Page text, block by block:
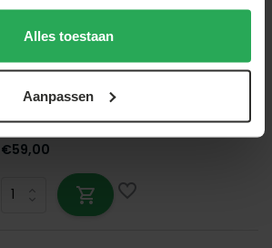
Alles toestaan
Aanpassen
Lizzely Garden & Living
Partytent 3x3m budget blauw met
Op voorraad - Vóór 21:00 besteld, morgen
geleverd!*
€59,00